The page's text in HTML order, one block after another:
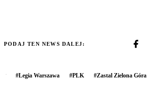
PODAJ TEN NEWS DALEJ:
#Legia Warszawa #PLK #Zastal Zielona Góra